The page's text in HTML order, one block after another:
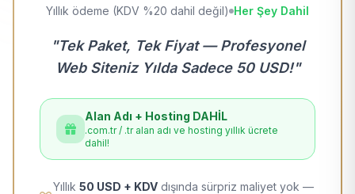
Yıllık ödeme (KDV %20 dahil değil) Her Şey Dahil
"Tek Paket, Tek Fiyat — Profesyonel
Web Siteniz Yılda Sadece 50 USD!"
Alan Adı + Hosting DAHİL
.com.tr / .tr alan adı ve hosting yıllık ücrete
dahil!
Yıllık 50 USD + KDV dışında sürpriz maliyet yok —